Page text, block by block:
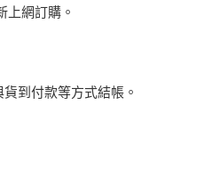
上網訂購。
到付款等方式結帳。